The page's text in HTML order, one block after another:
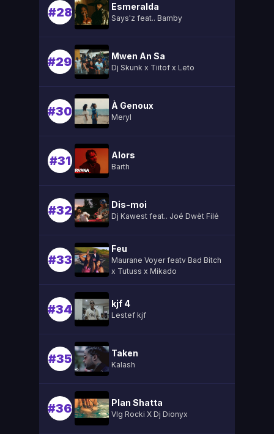
#28 Esmeralda
Says'z feat.. Bamby
#29 Mwen An Sa
Dj Skunk x Tiitof x Leto
#30 À Genoux
Meryl
#31 Alors
Barth
#32 Dis-moi
Dj Kawest feat.. Joé Dwèt Filé
#33
Feu
Maurane Voyer featv Bad Bitch
x Tutuss x Mikado
#34 kjf 4
Lestef kjf
#35 Taken
Kalash
#36 Plan Shatta
Vlg Rocki X Dj Dionyx